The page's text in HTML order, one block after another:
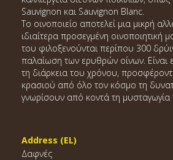
Sauvignon και Sauvignon Blanc.
Το οινοποιείο αποτελεί μια μικρή
ιδιαίτερα προσεγμένη οινοποιητική
του φιλοξενούνται περίπου 300
παλαίωση των ερυθρών οίνων. Είναι
τη διάρκεια του χρόνου,
κρασιού από όλο τον κόσμο τη
γνωρίσουν από κοντά τη μυσταγωγία
Address (EL)
Δαφνές